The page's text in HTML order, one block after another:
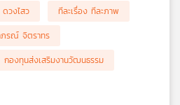
วงไสว
ทีละเรื่อง ทีละภาพ
รณ์ จิตราทร
กองทุนส่งเสริมงานวัฒนธรรม